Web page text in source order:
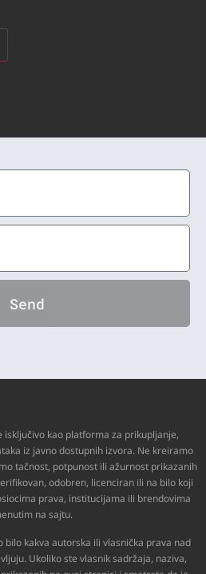
Send
isključivo kao platforma za prikupljanje,
iz javno dostupnih izvora. Ne kreiramo
tačnost, potpunost ili ažurnost prikazanih
odobren, licenciran ili na bilo koji
prava, institucijama ili brendovima
na sajtu.
kakva autorska ili vlasnička prava nad
Ukoliko ste vlasnik sadržaja, naziva,